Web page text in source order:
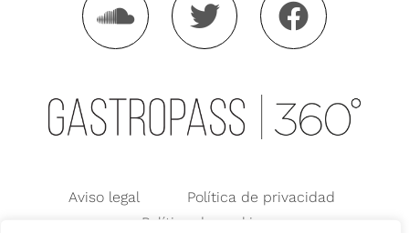
Aviso legal
Política de privacidad
Política de cookies